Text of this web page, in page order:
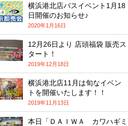
横浜港北店バスイベント1月18
日開催のお知らせ♪
2020年1月16日
12月26日より 店頭福袋 販売ス
タート！
2019年12月18日
横浜港北店11月は旬なイベン
トを開催いたします！！
2019年11月13日
本日「ＤＡＩＷＡ カワハギミ